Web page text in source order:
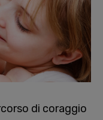
di coraggio